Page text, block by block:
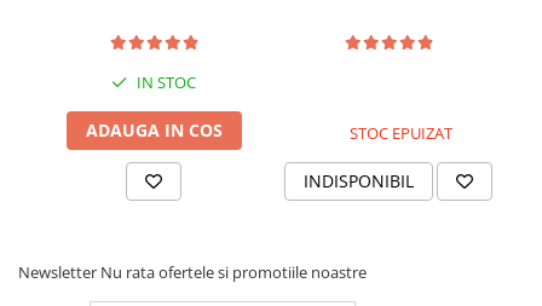
IN STOC
ADAUGA IN COS STOC EPUIZAT
INDISPONIBIL
Newsletter Nu rata ofertele si promotiile noastre